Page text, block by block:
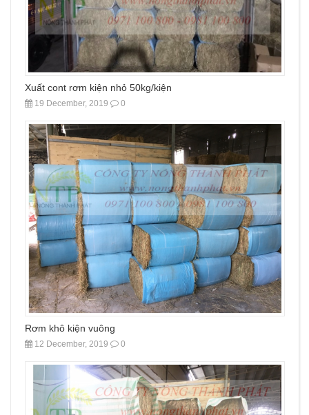
Xuất cont rơm kiện nhỏ 50kg/kiện
19 December, 2019 0
Rơm khô kiện vuông
12 December, 2019 0